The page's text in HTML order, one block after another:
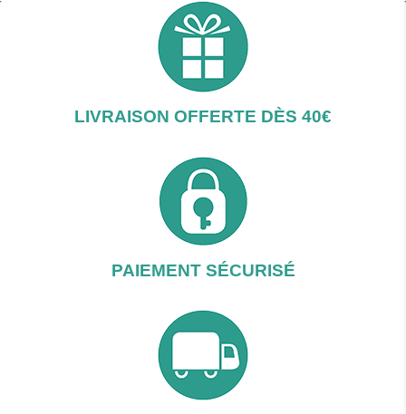
LIVRAISON OFFERTE DÈS 40€
PAIEMENT SÉCURISÉ